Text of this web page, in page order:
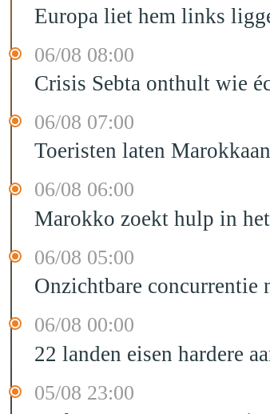
Europa liet hem links
06/08 08:00
Crisis Sebta onthult wie
06/08 07:00
Toeristen laten
06/08 06:00
Marokko zoekt hulp in
06/08 05:00
Onzichtbare
06/08 00:00
22 landen eisen hardere
05/08 23:00